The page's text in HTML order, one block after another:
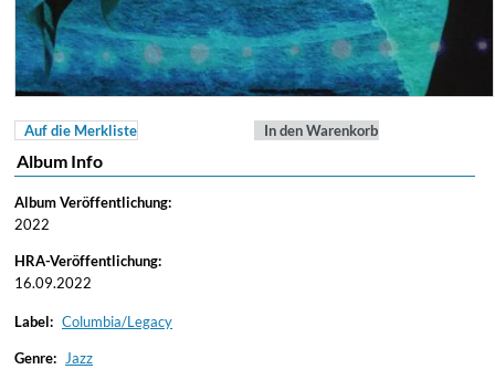
Auf die Merkliste In den Warenkorb
Album Info
Album Veröffentlichung:
2022
HRA-Veröffentlichung:
16.09.2022
Label: Columbia/Legacy
Genre: Jazz